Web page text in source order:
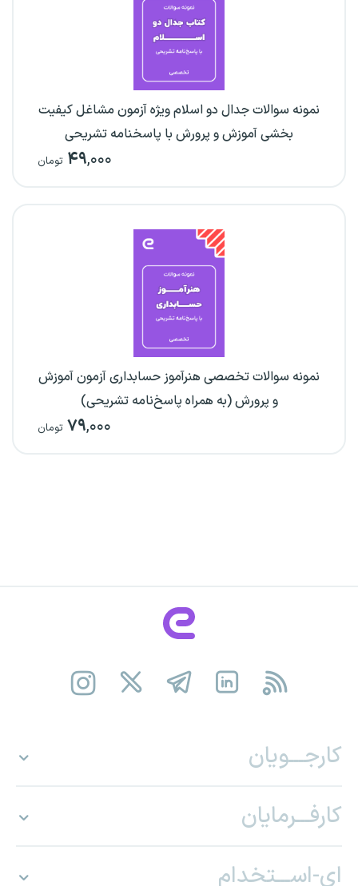
نمونه سوالات جدال دو اسلام ویژه آزمون مشاغل کیفیت
بخشی آموزش و پرورش با پاسخنامه تشریحی
۴۹,۰۰۰ تومان
نمونه سوالات تخصصی هنرآموز حسابداری آزمون آموزش
و پرورش (به همراه پاسخ‌نامه تشریحی)
۷۹,۰۰۰ تومان
کارجـــویان
کارفـــرمایان
ای-اســـتخدام